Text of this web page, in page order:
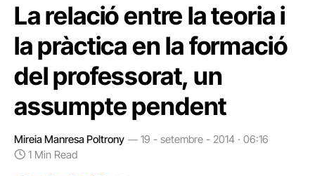
La relació entre la teoria i
la pràctica en la formació
del professorat, un
assumpte pendent
Mireia Manresa Poltrony
19 - setembre - 2014 · 06:16
1 Min Read